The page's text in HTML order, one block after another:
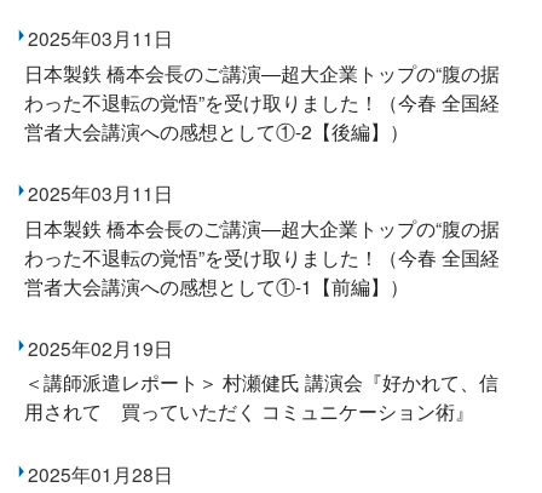
2025年03月11日
日本製鉄 橋本会長のご講演―超大企業トップの“腹の据
わった不退転の覚悟”を受け取りました！（今春 全国経
営者大会講演への感想として①-2【後編】）
2025年03月11日
日本製鉄 橋本会長のご講演―超大企業トップの“腹の据
わった不退転の覚悟”を受け取りました！（今春 全国経
営者大会講演への感想として①-1【前編】）
2025年02月19日
＜講師派遣レポート＞ 村瀬健氏 講演会『好かれて、信
用されて 買っていただく コミュニケーション術』
2025年01月28日